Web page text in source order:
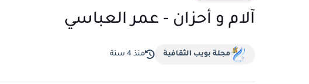
آلام و أحزان - عمر العباسي
مجلة بويب الثقافية منذ 4 سنة